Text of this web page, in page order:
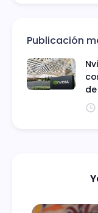
Publicación